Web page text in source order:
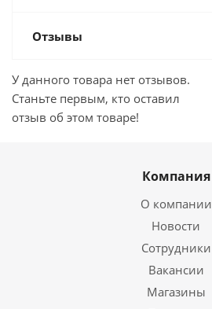
Отзывы
У данного товара нет отзывов.
Станьте первым, кто оставил
отзыв об этом товаре!
Компания
О компании
Новости
Сотрудники
Вакансии
Магазины